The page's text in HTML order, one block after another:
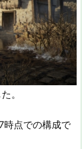
。
時点での構成で